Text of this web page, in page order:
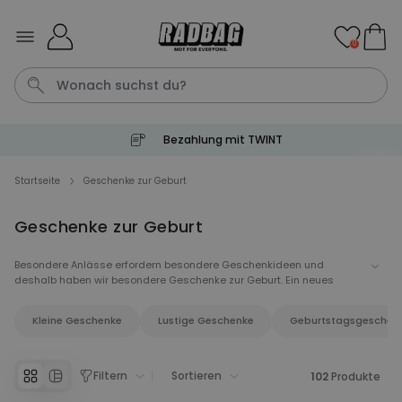
Personalisierbar
Spritz Glas mit Name
über 19.400
24,99 CHF
Personalisierbar
über 10.000
0
Bezahlung mit TWINT
Startseite Geschenke zur Geburt
Geschenke zur Geburt
Besondere Anlässe erfordern besondere Geschenkideen und
deshalb haben wir besondere Geschenke zur Geburt. Ein neues
personalisierten Geschenken zur Geburt kannst du persönliches
Kleine Geschenke Lustige Geschenke
Filtern Sortieren 102 Produkte